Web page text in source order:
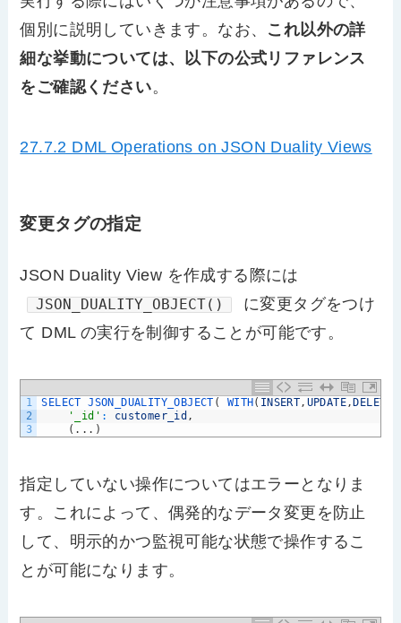
個別に説明していきます。なお、 これ以外の詳
細な挙動については、以下の公式リファレンス
をご確認ください。
27.7.2 DML Operations on JSON Duality Views
変更タグの指定
JSON Duality View を作成する際には
JSON_DUALITY_OBJECT()
に変更タグをつけ
て DML の実行を制御することが可能です。
1
2
3
SELECT JSON_DUALITY_OBJECT ( WITH ( INSERT, UPDATE, DELETE
'_id' : customer_id ,
( . . . )
指定していない操作についてはエラーとなりま
す。これによって、偶発的なデータ変更を防止
して、明示的かつ監視可能な状態で操作するこ
とが可能になります。